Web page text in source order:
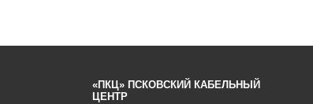
«ПКЦ» ПСКОВСКИЙ КАБЕЛЬНЫЙ
ЦЕНТР